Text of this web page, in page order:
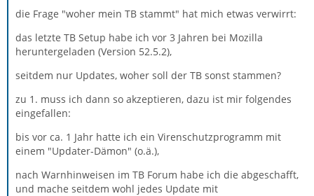
die Frage "woher mein TB stammt" hat mich etwas verwirrt:
das letzte TB Setup habe ich vor 3 Jahren bei Mozilla
heruntergeladen (Version 52.5.2),
seitdem nur Updates, woher soll der TB sonst stammen?
zu 1. muss ich dann so akzeptieren, dazu ist mir folgendes
eingefallen:
bis vor ca. 1 Jahr hatte ich ein Virenschutzprogramm mit
einem "Updater-Dämon" (o.ä.),
nach Warnhinweisen im TB Forum habe ich die abgeschafft,
und mache seitdem wohl jedes Update mit